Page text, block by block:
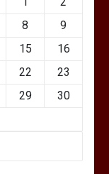
8
9
15
16
22
23
29
30